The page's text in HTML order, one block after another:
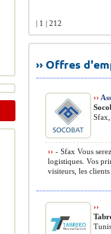
| 1 | 212
›› Offres
››
›› - Sfax Vous
logistiques. Vos
visiteurs, les
››